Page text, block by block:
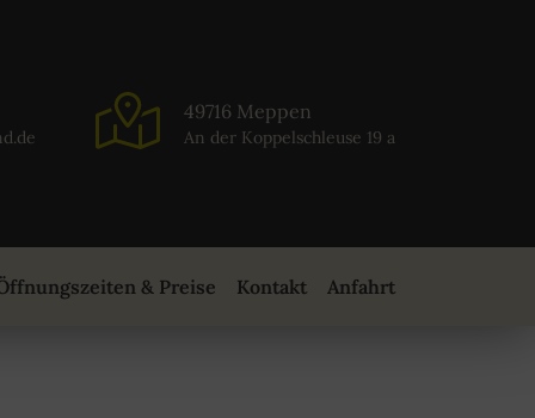
49716 Meppen
An der Koppelschleuse 19 a
& Preise Kontakt Anfahrt